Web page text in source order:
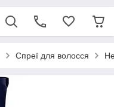
Спреї для волосся